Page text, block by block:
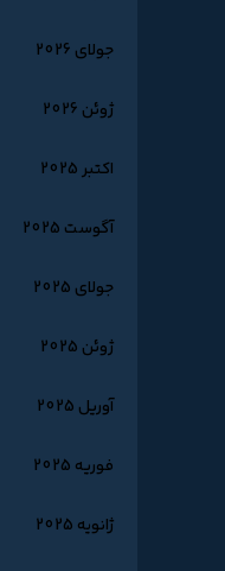
جولای 2026
ژوئن 2026
اکتبر 2025
آگوست 2025
جولای 2025
ژوئن 2025
آوریل 2025
فوریه 2025
ژانویه 2025